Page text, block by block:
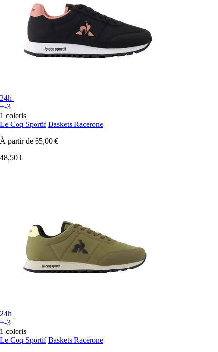
24h
+-3
1 coloris
Le Coq Sportif Baskets Racerone
À partir de 65,00 €
48,50 €
24h
+-3
1 coloris
Le Coq Sportif Baskets Racerone